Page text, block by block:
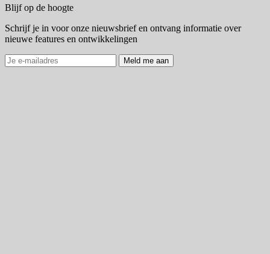
Blijf op de hoogte
Schrijf je in voor onze nieuwsbrief en ontvang informatie over
nieuwe features en ontwikkelingen
Meld me aan